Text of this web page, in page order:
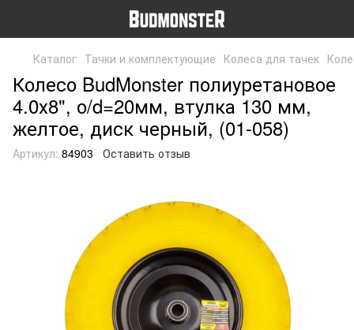
Каталог Тачки и комплектующие Колеса для тачек
Колесо BudMonster полиуретановое
4.0х8", о/d=20мм, втулка 130 мм,
желтое, диск черный, (01-058)
Артикул: 84903 Оставить отзыв